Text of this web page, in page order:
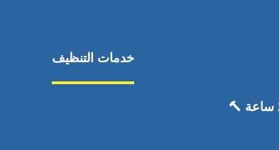
نجار في أبوظبي 24 ساعة 🔨
خدمات التنظيف